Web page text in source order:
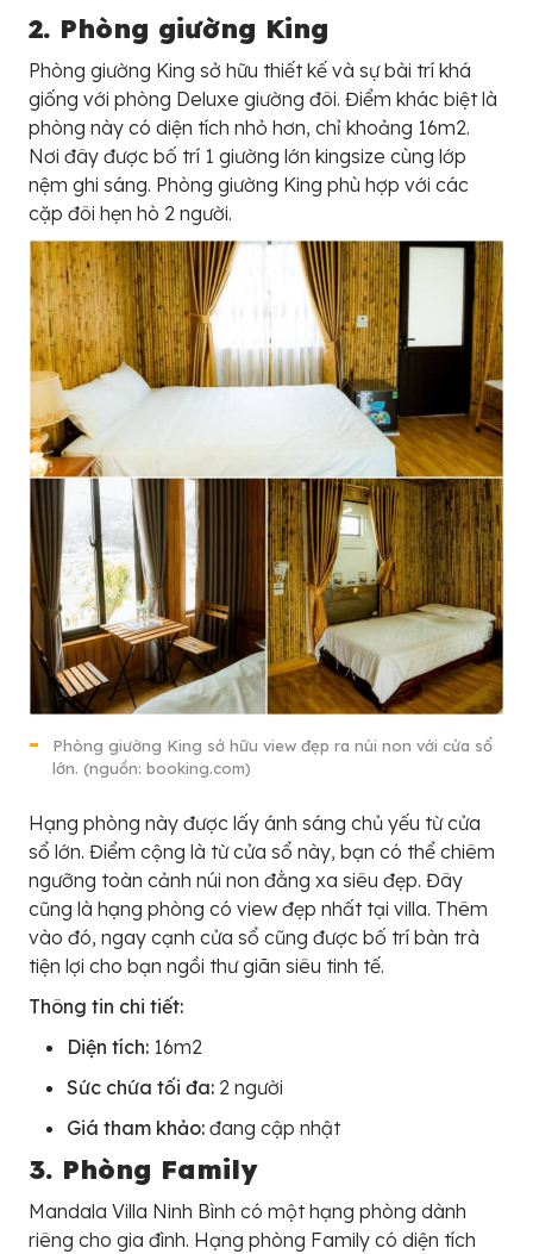
2. Phòng giường King
Phòng giường King sở hữu thiết kế và sự bài trí khá
giống với phòng Deluxe giường đôi. Điểm khác biệt là
phòng này có diện tích nhỏ hơn, chỉ khoảng 16m2.
Nơi đây được bố trí 1 giường lớn kingsize cùng lớp
nệm ghi sáng. Phòng giường King phù hợp với các
cặp đôi hẹn hò 2 người.
Phòng giường King sở hữu view đẹp ra núi non với cửa sổ
lớn. (nguồn: booking.com)
Hạng phòng này được lấy ánh sáng chủ yếu từ cửa
sổ lớn. Điểm cộng là từ cửa sổ này, bạn có thể chiêm
ngưỡng toàn cảnh núi non đằng xa siêu đẹp. Đây
cũng là hạng phòng có view đẹp nhất tại villa. Thêm
vào đó, ngay cạnh cửa sổ cũng được bố trí bàn trà
tiện lợi cho bạn ngồi thư giãn siêu tinh tế.
Thông tin chi tiết:
Diện tích: 16m2
Sức chứa tối đa: 2 người
Giá tham khảo: đang cập nhật
3. Phòng Family
Mandala Villa Ninh Bình có một hạng phòng dành
riêng cho gia đình. Hạng phòng Family có diện tích